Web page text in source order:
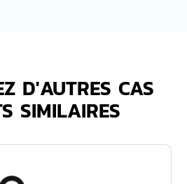
D'AUTRES CAS
SIMILAIRES